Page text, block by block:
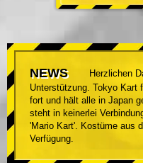
NEWS
Herzlichen
Unterstützung. Tokyo Kart
fort und hält alle in Japan
steht in keinerlei
'Mario Kart'. Kostüme aus
Verfügung.